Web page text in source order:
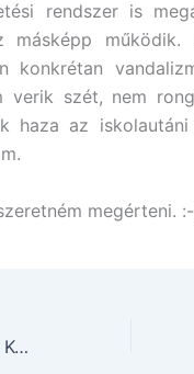
rendszer is
másképp
konkrétan
verik szét, nem
haza az
megérteni.
Szamszonggung, a kőkorszaki Korea